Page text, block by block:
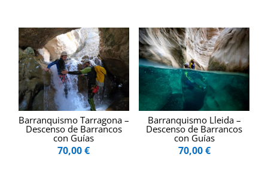
original
era:
100,00 €.
actual
es:
90,00 €.
Barranquismo Tarragona –
Descenso de Barrancos
con Guías
70,00€
Barranquismo Lleida –
Descenso de Barrancos
con Guías
70,00€